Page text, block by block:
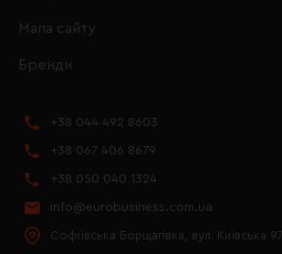
Мапа сайту
Бренди
+38 044 492 8603
+38 067 406 8679
+38 050 040 1324
info@eurobusiness.com.ua
Софіївська Борщагівка, вул. Київська 97